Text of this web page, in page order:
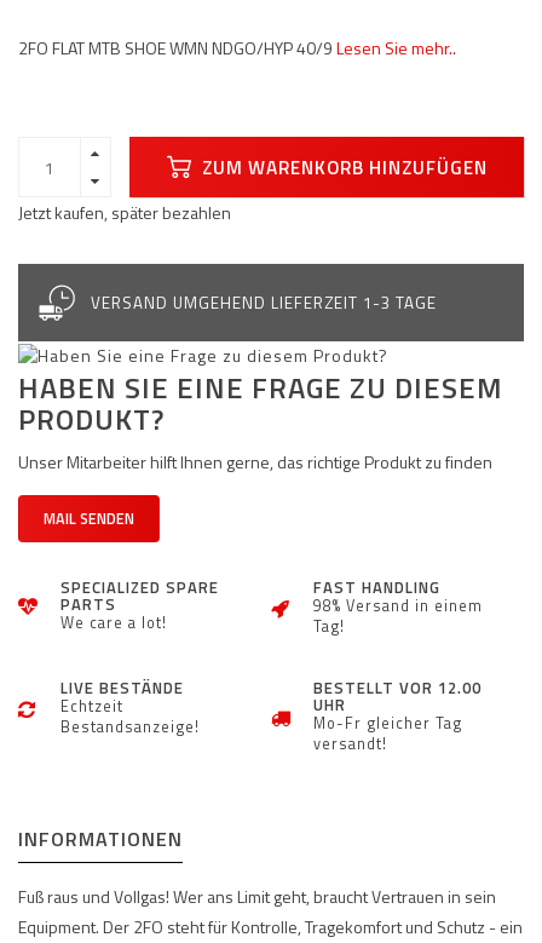
2FO FLAT MTB SHOE WMN NDGO/HYP 40/9Lesen Sie mehr..
ZUM WARENKORB HINZUFÜGEN
Jetzt kaufen, später bezahlen
VERSAND UMGEHEND LIEFERZEIT 1-3 TAGE
HABEN SIE EINE FRAGE ZU DIESEM
PRODUKT?
Unser Mitarbeiter hilft Ihnen gerne, das richtige Produkt zu finden
MAIL SENDEN
SPECIALIZED SPARE
PARTS
We care a lot!
FAST HANDLING
98% Versand in einem
Tag!
LIVE BESTÄNDE
Echtzeit
Bestandsanzeige!
BESTELLT VOR 12.00
UHR
Mo-Fr gleicher Tag
versandt!
INFORMATIONEN
Fuß raus und Vollgas! Wer ans Limit geht, braucht Vertrauen in sein
Equipment. Der 2FO steht für Kontrolle, Tragekomfort und Schutz - ein